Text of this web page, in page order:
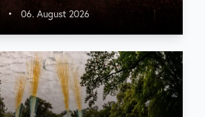
• 06. August 2026